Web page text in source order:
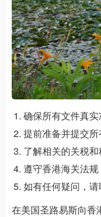
确保所有文件真实
提前准备并提交
了解相关的关税和
遵守香港海关法规
如有任何疑问，
在美国圣路易斯向香